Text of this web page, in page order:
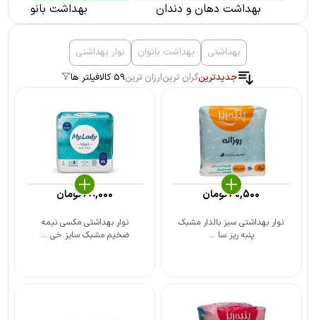
بهداشت دهان و دندان بهداشت بانوان
بهداشتی بهداشت بانوان
نوار بهداشتی
جدیدترینگران ترینارزان ترین59 کالا فیلتر ها
نوار بهداشتی سبز بالدار مشبک
پنبه ریز سا ...
60,500تومان
نوار بهداشتی مکسی نیمه
ضخیم مشبک سایز خی ...
68,000تومان